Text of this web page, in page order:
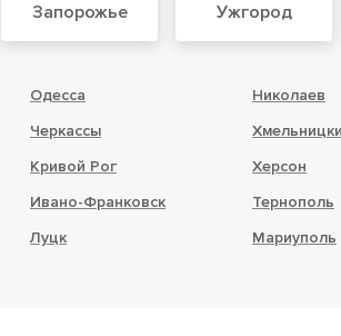
Запорожье Ужгород
Одесса
Николаев
Черкассы
Кривой Рог
Херсон
Ивано-Франковск
Тернополь
Луцк Мариуполь